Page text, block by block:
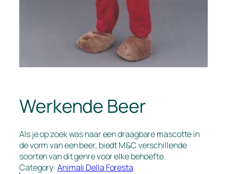
Werkende Beer
Als je op zoek was naar een draagbare mascotte in
de vorm van een beer, biedt M&C verschillende
soorten van dit genre voor elke behoefte.
Category:Animali Della Foresta